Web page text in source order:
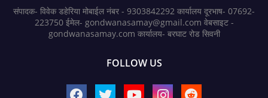
संपादक- विवेक डहेरिया मोबाईल नंबर - 9303842292 कार्यालय दूरभाष- 07692-
223750 ईमेल- gondwanasamay@gmail.com वेबसाइट -
gondwanasamay.com कार्यालय- बरघाट रोड सिवनी
FOLLOW US